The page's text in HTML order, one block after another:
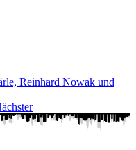
Reinhard Nowak und